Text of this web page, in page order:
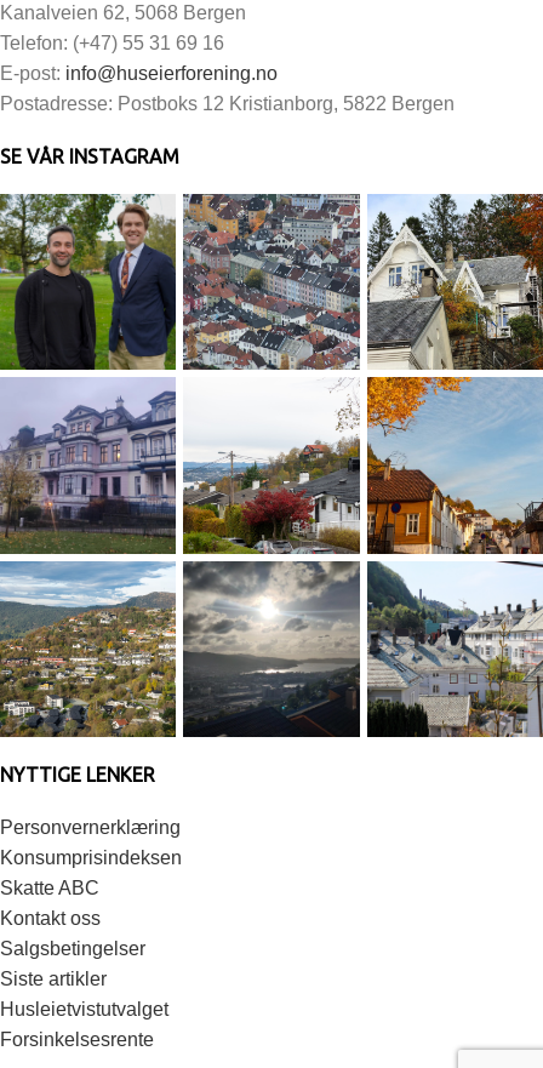
Kanalveien 62, 5068 Bergen
Telefon: (+47) 55 31 69 16
E-post: info@huseierforening.no
Postadresse: Postboks 12 Kristianborg, 5822 Bergen
SE VÅR INSTAGRAM
NYTTIGE LENKER
Personvernerklæring
Konsumprisindeksen
Skatte ABC
Kontakt oss
Salgsbetingelser
Siste artikler
Husleietvistutvalget
Forsinkelsesrente